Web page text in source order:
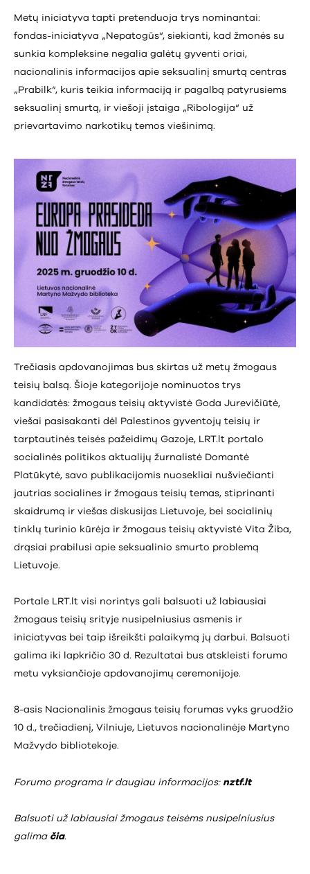
Metų iniciatyva tapti pretenduoja trys nominantai:
fondas-iniciatyva „Nepatogūs“, siekianti, kad žmonės su
sunkia kompleksine negalia galėtų gyventi oriai,
nacionalinis informacijos apie seksualinį smurtą centras
„Prabilk“, kuris teikia informaciją ir pagalbą patyrusiems
seksualinį smurtą, ir viešoji įstaiga „Ribologija“ už
prievartavimo narkotikų temos viešinimą.
Trečiasis apdovanojimas bus skirtas už metų žmogaus
teisių balsą. Šioje kategorijoje nominuotos trys
kandidatės: žmogaus teisių aktyvistė Goda Jurevičiūtė,
viešai pasisakanti dėl Palestinos gyventojų teisių ir
tarptautinės teisės pažeidimų Gazoje, LRT.lt portalo
socialinės politikos aktualijų žurnalistė Domantė
Platūkytė, savo publikacijomis nuosekliai nušviečianti
jautrias socialines ir žmogaus teisių temas, stiprinanti
skaidrumą ir viešas diskusijas Lietuvoje, bei socialinių
tinklų turinio kūrėja ir žmogaus teisių aktyvistė Vita Žiba,
drąsiai prabilusi apie seksualinio smurto problemą
Lietuvoje.
Portale LRT.lt visi norintys gali balsuoti už labiausiai
žmogaus teisių srityje nusipelniusius asmenis ir
iniciatyvas bei taip išreikšti palaikymą jų darbui. Balsuoti
galima iki lapkričio 30 d. Rezultatai bus atskleisti forumo
metu vyksiančioje apdovanojimų ceremonijoje.
8-asis Nacionalinis žmogaus teisių forumas vyks gruodžio
10 d., trečiadienį, Vilniuje, Lietuvos nacionalinėje Martyno
Mažvydo bibliotekoje.
Forumo programa ir daugiau informacijos: nztf.lt
Balsuoti už labiausiai žmogaus teisėms nusipelniusius
galima čia.